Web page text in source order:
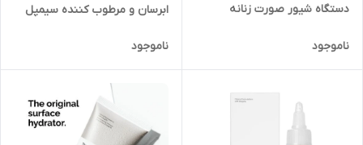
دستگاه شیور صورت زنانه
ناموجود
ابرسان و مرطوب کننده سیمپل
ناموجود